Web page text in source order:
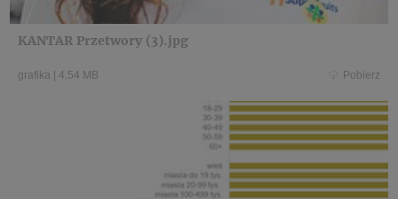
KANTAR Przetwory (3).jpg
grafika 4,54 MB Pobierz